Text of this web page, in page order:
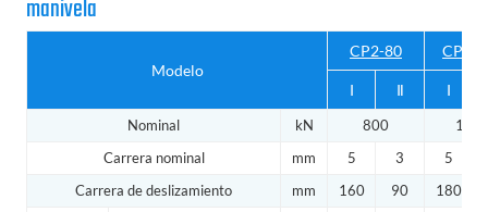
manivela
Modelo
CP2-80 CP2-
Ⅰ Ⅱ Ⅰ
Nominal kN 800
Carrera nominal
mm 5 3
5
Carrera de deslizamiento
mm 160 90 180